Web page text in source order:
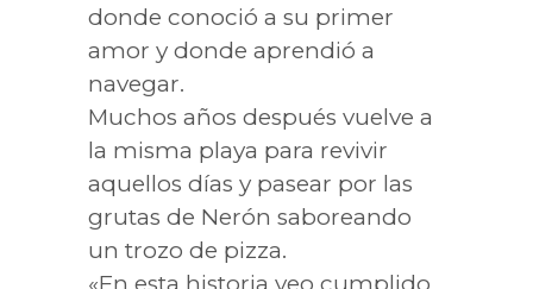
donde conoció a su primer
amor y donde aprendió a
navegar.
Muchos años después vuelve a
la misma playa para revivir
aquellos días y pasear por las
grutas de Nerón saboreando
un trozo de pizza.